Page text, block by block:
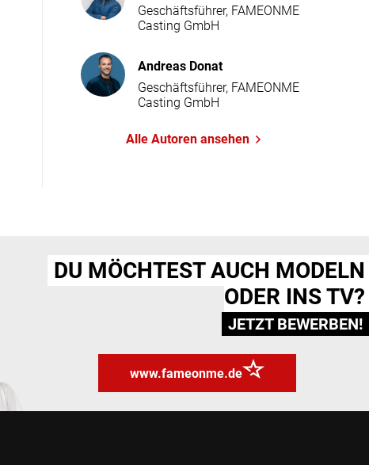
Geschäftsführer, FAMEONME
Casting GmbH
Andreas Donat
Geschäftsführer, FAMEONME
Casting GmbH
Alle Autoren ansehen
DU MÖCHTEST AUCH MODELN
ODER INS TV?
JETZT BEWERBEN!
www.fameonme.de